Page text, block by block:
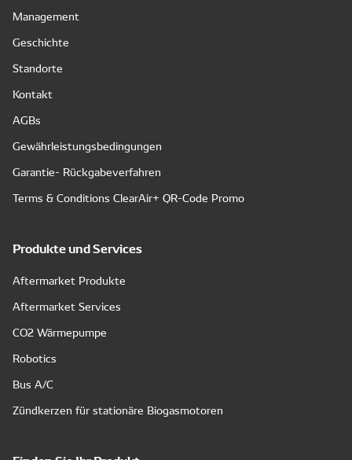
Management
Geschichte
Standorte
Kontakt
AGBs
Gewährleistungsbedingungen
Garantie- Rückgabeverfahren
Terms & Conditions ClearAir+ QR-Code Promo
Produkte und Services
Aftermarket Produkte
Aftermarket Services
CO2 Wärmepumpe
Robotics
Bus A/C
Zündkerzen für stationäre Biogasmotoren